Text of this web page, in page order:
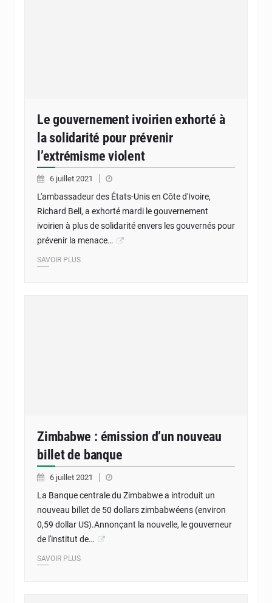
Le gouvernement ivoirien exhorté à
la solidarité pour prévenir
l’extrémisme violent
6 juillet 2021
L'ambassadeur des États-Unis en Côte d'Ivoire,
Richard Bell, a exhorté mardi le gouvernement
ivoirien à plus de solidarité envers les gouvernés pour
prévenir la menace…
SAVOIR PLUS
Zimbabwe : émission d’un nouveau
billet de banque
6 juillet 2021
La Banque centrale du Zimbabwe a introduit un
nouveau billet de 50 dollars zimbabwéens (environ
0,59 dollar US).Annonçant la nouvelle, le gouverneur
de l'institut de…
SAVOIR PLUS